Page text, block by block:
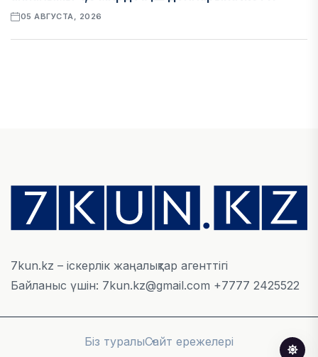
05 АВГУСТА, 2026
БИЛІК
«Бәйтерек» холдингінің инвестициялық және
кредиттік портфелі 14,3 трлн теңгеге жетті
БЖЗҚ-дағы зейнетақы жинақтары 28,09 трлн
7kun.kz – іскерлік жаңалықтар агенттігі
Байланыс үшін: 7kun.kz@gmail.com +7777 2425522
Біз туралыСайт ережелері